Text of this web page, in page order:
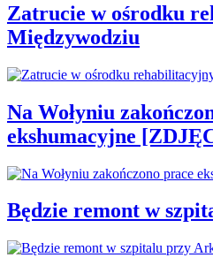
Zatrucie w ośrodku
Międzywodziu
Na Wołyniu
ekshumacyjne
Będzie remont w